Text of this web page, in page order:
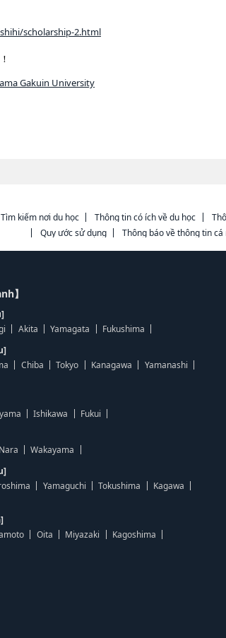
scholarship-2.html
Gakuin University
Tìm kiếm nơi du học Thông tin có ích về du học
Quy ước sử dụng
Thông báo về thông tin cá
】
Akita Yamagata
Fukushima
Chiba Tokyo Kanagawa
Yamanashi
Ishikawa
Fukui
Nara
Wakayama
Yamaguchi Tokushima
Kagawa
Oita Miyazaki
Kagoshima